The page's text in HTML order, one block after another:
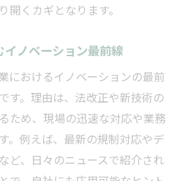
開くカギとなります。
ノベーション最前線
におけるイノベーションの最前
す。理由は、法改正や新技術の
ため、現場の迅速な対応や業務
。例えば、最新の規制対応やデ
ど、日々のニュースで紹介され